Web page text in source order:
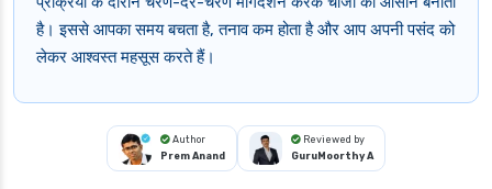
है। इससे आपका समय बचता है, तनाव कम होता है और आप अपनी पसंद को
लेकर आश्वस्त महसूस करते हैं।
Author
Prem Anand
Reviewed by
GuruMoorthy A